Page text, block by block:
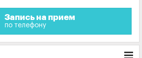
Запись на прием
по телефону